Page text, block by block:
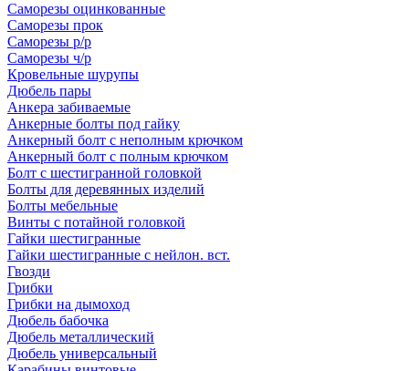
Саморезы оцинкованные
Саморезы прок
Саморезы р/р
Саморезы ч/р
Кровельные шурупы
Дюбель пары
Анкера забиваемые
Анкерные болты под гайку
Анкерный болт с неполным крючком
Анкерный болт с полным крючком
Болт с шестигранной головкой
Болты для деревянных изделий
Болты мебельные
Винты с потайной головкой
Гайки шестигранные
Гайки шестигранные с нейлон. вст.
Гвозди
Грибки
Грибки на дымоход
Дюбель бабочка
Дюбель металлический
Дюбель универсальный